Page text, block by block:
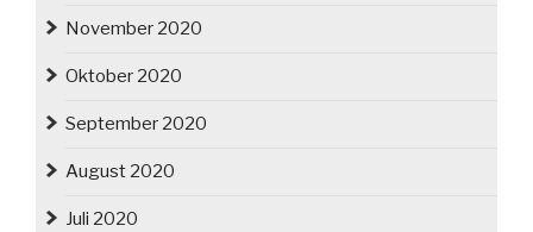
November 2020
Oktober 2020
September 2020
August 2020
Juli 2020